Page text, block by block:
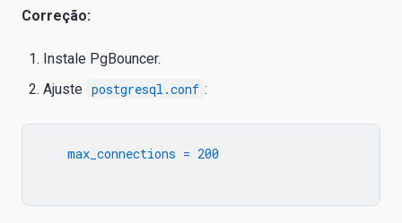
Correção:
Instale PgBouncer.
Ajuste postgresql.conf :
   max_connections = 200